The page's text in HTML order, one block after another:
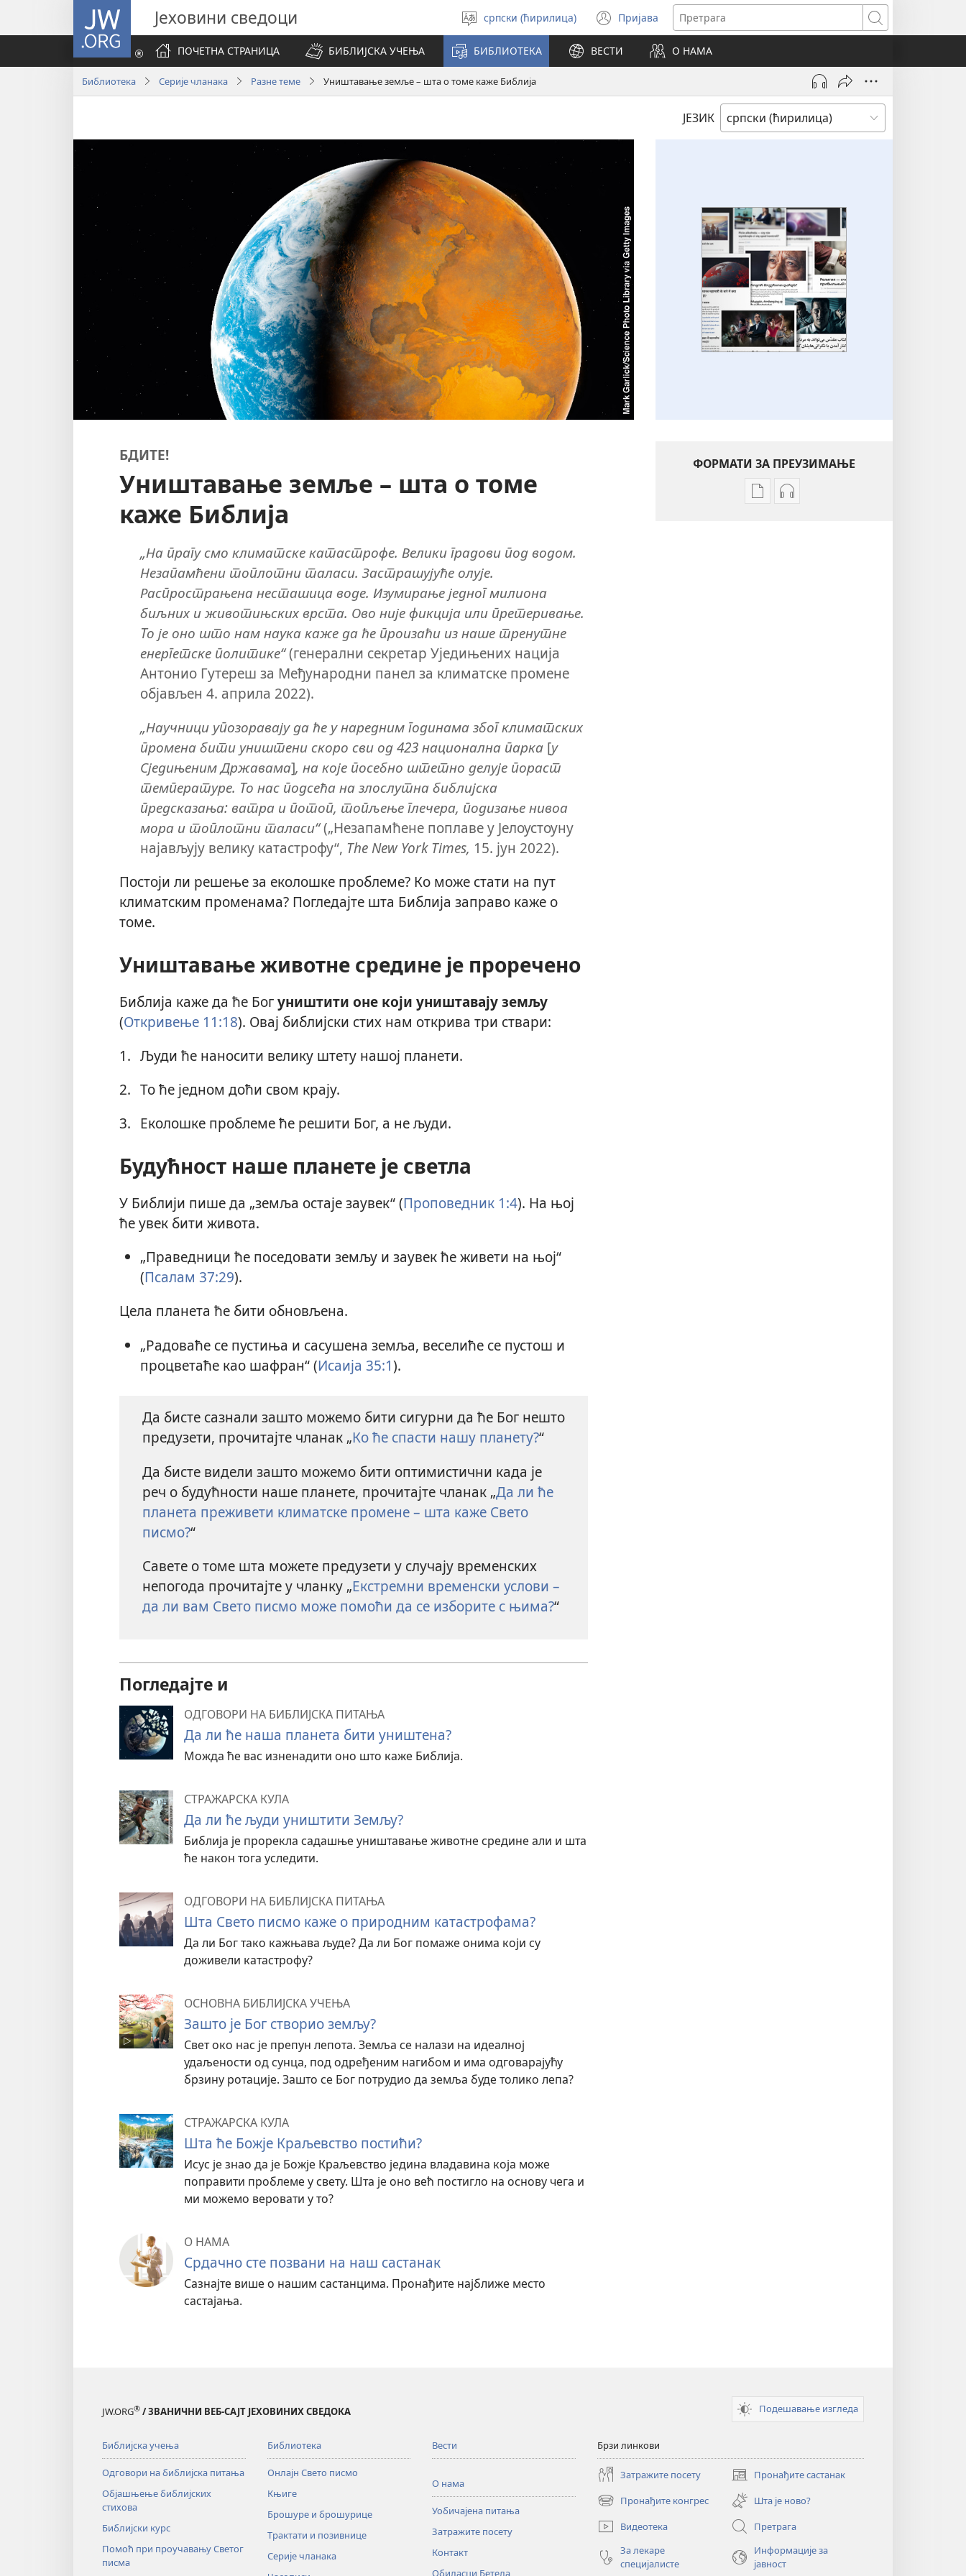
JW.ORG Јеховини сведоци
Изабери
језик
српски (ћирилица) Пријава
(отвара
нови
прозор)
Претрага
ПОЧЕТНА СТРАНИЦА
БИБЛИЈСКА УЧЕЊА БИБЛИОТЕКА ВЕСТИ О НАМА
Библиотека Серије чланака Разне теме Уништавање земље – шта о томе каже Библија
ЈЕЗИК
БДИТЕ!
Уништавање земље – шта о томе
каже Библија
„На прагу смо климатске катастрофе. Велики градови под водом.
Незапамћени топлотни таласи. Застрашујуће олује.
Распрострањена несташица воде. Изумирање једног милиона
биљних и животињских врста. Ово није фикција или претеривање.
То је оно што нам наука каже да ће произаћи из наше тренутне
енергетске политике“(генерални секретар Уједињених нација
Антонио Гутереш за Међународни панел за климатске промене
објављен 4. априла 2022).
„Научници упозоравају да ће у наредним годинама због климатских
промена бити уништени скоро сви од 423 национална парка[у
Сједињеним Државама], на које посебно штетно делује пораст
температуре. То нас подсећа на злослутна библијска
предсказања: ватра и потоп, топљење глечера, подизање нивоа
мора и топлотни таласи“(„Незапамћене поплаве у Јелоустоуну
најављују велику катастрофу“, The New York Times, 15. јун 2022).
Постоји ли решење за еколошке проблеме? Ко може стати на пут
климатским променама? Погледајте шта Библија заправо каже о
томе.
Уништавање животне средине је проречено
Библија каже да ће Богуништити оне који уништавају земљу
(Откривење 11:18). Овај библијски стих нам открива три ствари:
1. Људи ће наносити велику штету нашој планети.
2. То ће једном доћи свом крају.
3. Еколошке проблеме ће решити Бог, а не људи.
Будућност наше планете је светла
У Библији пише да „земља остаје заувек“ (Проповедник 1:4). На њој
ће увек бити живота.
„Праведници ће поседовати земљу и заувек ће живети на њој“
(Псалам 37:29).
Цела планета ће бити обновљена.
„Радоваће се пустиња и сасушена земља, веселиће се пустош и
процветаће као шафран“ (Исаија 35:1).
Да бисте сазнали зашто можемо бити сигурни да ће Бог нешто
предузети, прочитајте чланак „Ко ће спасти нашу планету?“
Да бисте видели зашто можемо бити оптимистични када је
реч о будућности наше планете, прочитајте чланак „Да ли ће
планета преживети климатске промене – шта каже Свето
писмо?“
Савете о томе шта можете предузети у случају временских
непогода прочитајте у чланку „Екстремни временски услови –
да ли вам Свето писмо може помоћи да се изборите с њима?“
Погледајте и
ОДГОВОРИ НА БИБЛИЈСКА ПИТАЊА
Да ли ће наша планета бити уништена?
Можда ће вас изненадити оно што каже Библија.
СТРАЖАРСКА КУЛА
Да ли ће људи уништити Земљу?
Библија је прорекла садашње уништавање животне средине али и шта
ће након тога уследити.
ОДГОВОРИ НА БИБЛИЈСКА ПИТАЊА
Шта Свето писмо каже о природним катастрофама?
Да ли Бог тако кажњава људе? Да ли Бог помаже онима који су
доживели катастрофу?
ОСНОВНА БИБЛИЈСКА УЧЕЊА
Зашто је Бог створио земљу?
Свет око нас је препун лепота. Земља се налази на идеалној
удаљености од сунца, под одређеним нагибом и има одговарајућу
брзину ротације. Зашто се Бог потрудио да земља буде толико лепа?
СТРАЖАРСКА КУЛА
Шта ће Божје Краљевство постићи?
Исус је знао да је Божје Краљевство једина владавина која може
поправити проблеме у свету. Шта је оно већ постигло на основу чега и
ми можемо веровати у то?
О НАМА
Срдачно сте позвани на наш састанак
Сазнајте више о нашим састанцима. Пронађите најближе место
састајања.
ФОРМАТИ ЗА ПРЕУЗИМАЊЕ
ФорматиФормати
JW.ORG® / ЗВАНИЧНИ ВЕБ-САЈТ ЈЕХОВИНИХ СВЕДОКА Подешавање изгледа
Библијска учења
Одговори на библијска питања
Објашњење библијских
стихова
Библијски курс
Помоћ при проучавању Светог
писма
Библиотека
Онлајн Свето писмо
Књиге
Брошуре и брошурице
Трактати и позивнице
Серије чланака
Вести
О нама
Уобичајена питања
Затражите посету
Контакт
Обиласци Бетела
Брзи линкови
Затражите посету Пронађите састанак
(отвара
нови
прозор)
Пронађите конгрес
(отвара
нови
прозор)
Шта је ново?
Видеотека
Претрага
За лекаре
специјалисте
Информације за
јавност